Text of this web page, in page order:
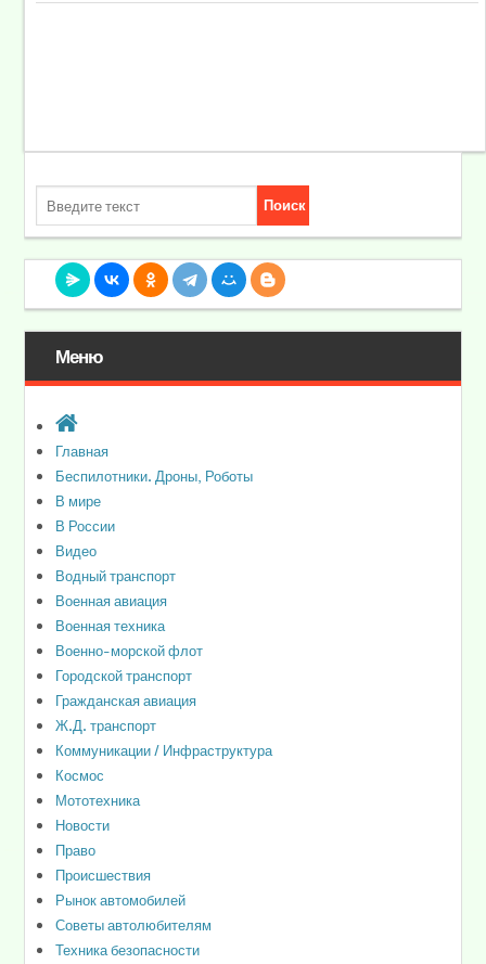
Меню
Главная
Беспилотники. Дроны, Роботы
В мире
В России
Видео
Водный транспорт
Военная авиация
Военная техника
Военно-морской флот
Городской транспорт
Гражданская авиация
Ж.Д. транспорт
Коммуникации / Инфраструктура
Космос
Мототехника
Новости
Право
Происшествия
Рынок автомобилей
Советы автолюбителям
Техника безопасности